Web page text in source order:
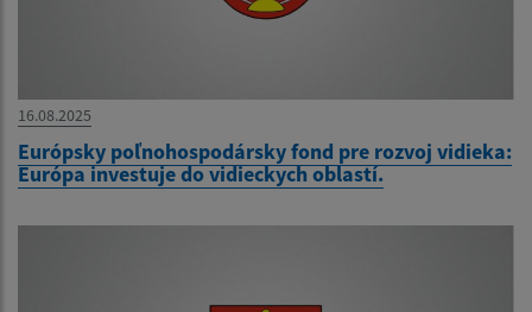
16.08.2025
Európsky poľnohospodársky fond pre rozvoj vidieka:
Európa investuje do vidieckych oblastí.